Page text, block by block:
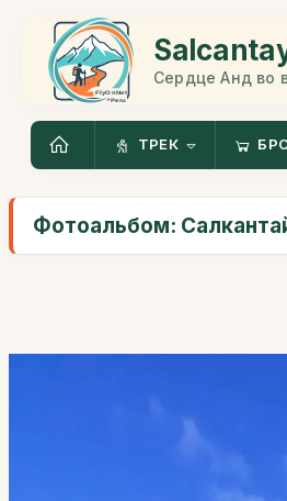
Сердце Анд во
ТРЕК
Фотоальбом: